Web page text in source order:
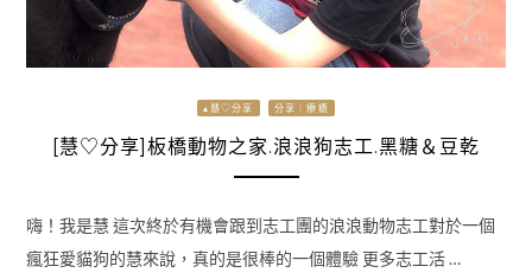
▴慧♡分享 分享｜療癒
[慧♡分享]板橋動物之家.浪浪狗志工.黑糖＆豆乾
嗨！我是慧 這次終於有機會跟到志工團的浪浪動物志工對於一個
瘋狂愛貓狗的慧來說，真的是很棒的一個體驗 更多志工活 …